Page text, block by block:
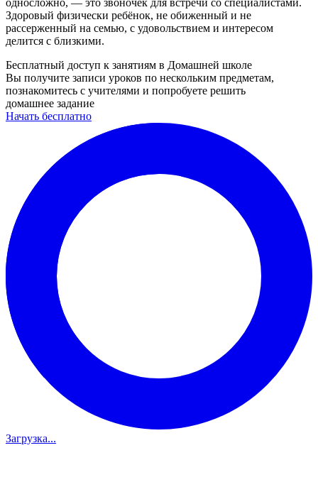
Здоровый физически ребёнок, не обиженный и не
рассерженный на семью, с удовольствием и интересом
делится с близкими.
Бесплатный доступ к занятиям в Домашней школе
Вы получите записи уроков по нескольким предметам,
познакомитесь с учителями и попробуете решить
домашнее задание
Начать бесплатно
Загрузка...